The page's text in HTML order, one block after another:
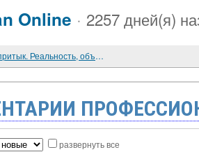
Online · 2257 дней(я)
Луна и Земля стоят впритык. Реальность, объясняющая всё
развернуть все